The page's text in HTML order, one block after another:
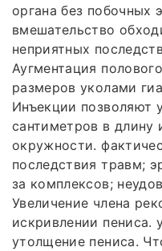
органа без побочных
вмешательство
неприятных
Аугментация
размеров уколами
Инъекции позволяют
сантиметров в длину
окружности.
последствия травм;
за комплексов;
Увеличение члена
искривлении пениса.
утолщение пениса.